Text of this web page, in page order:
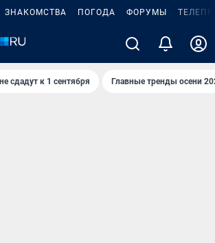
ЗНАКОМСТВА ПОГОДА ФОРУМЫ
сдадут к 1 сентября Главные тренды осени